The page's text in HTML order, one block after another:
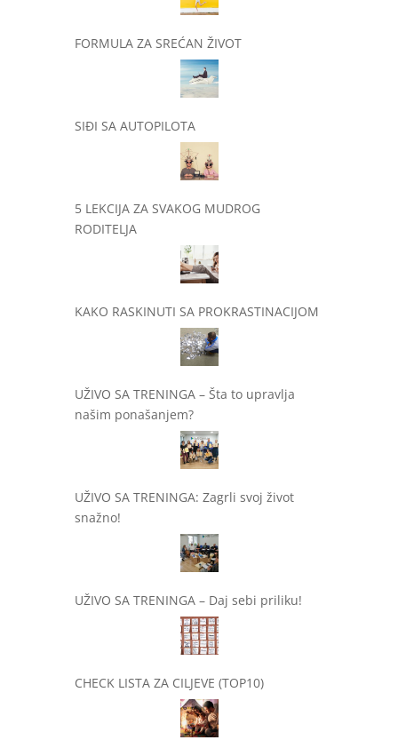
FORMULA ZA SREĆAN ŽIVOT
SIĐI SA AUTOPILOTA
5 LEKCIJA ZA SVAKOG MUDROG
RODITELJA
KAKO RASKINUTI SA PROKRASTINACIJOM
UŽIVO SA TRENINGA – Šta to upravlja
našim ponašanjem?
UŽIVO SA TRENINGA: Zagrli svoj život
snažno!
UŽIVO SA TRENINGA – Daj sebi priliku!
CHECK LISTA ZA CILJEVE (TOP10)